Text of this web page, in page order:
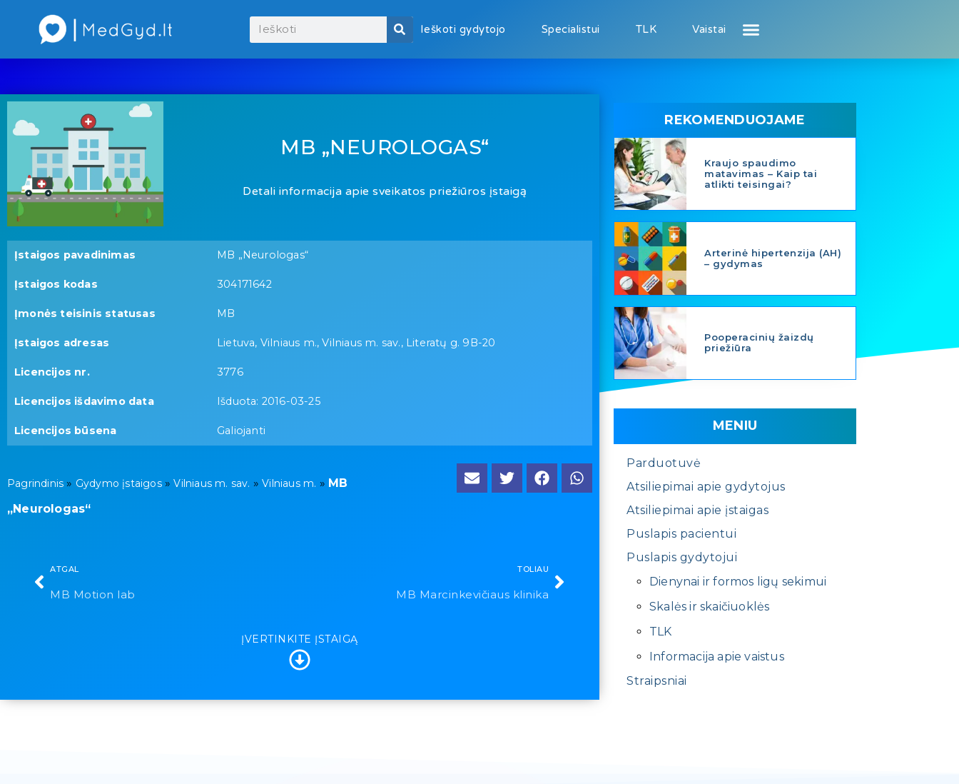
Ieškoti gydytojo Specialistui TLK Vaistai
MB „NEUROLOGAS“
Detali informacija apie sveikatos priežiūros įstaigą
Įstaigos pavadinimas MB „Neurologas“
Įstaigos kodas 304171642
Įmonės teisinis statusas MB
Įstaigos adresas Lietuva, Vilniaus m., Vilniaus m. sav., Literatų g. 9B-20
Licencijos nr. 3776
Licencijos išdavimo data Išduota: 2016-03-25
Licencijos būsena Galiojanti
Pagrindinis » Gydymo įstaigos»Vilniaus m. sav. »Vilniaus m. » MB
„Neurologas“
ATGAL
MB Motion lab
TOLIAU
MB Marcinkevičiaus klinika
ĮVERTINKITE ĮSTAIGĄ
REKOMENDUOJAME
Kraujo spaudimo
matavimas – Kaip tai
atlikti teisingai?
Arterinė hipertenzija (AH)
– gydymas
Pooperacinių žaizdų
priežiūra
MENIU
Parduotuvė
Atsiliepimai apie gydytojus
Atsiliepimai apie įstaigas
Puslapis pacientui
Puslapis gydytojui
Dienynai ir formos ligų sekimui
Skalės ir skaičiuoklės
TLK
Informacija apie vaistus
Straipsniai